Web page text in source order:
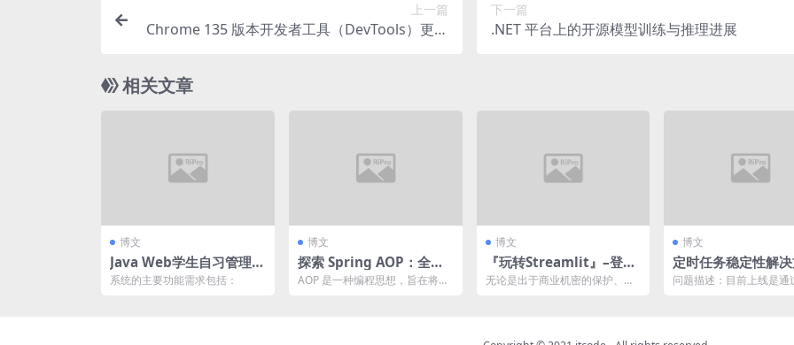
上一篇
Chrome 135 版本开发者工具（DevTools）更新
下一篇
.NET 平台上的开源模型训练与推理进展
相关文章
博文
Java Web学生自习管理系
统
系统的主要功能需求包括：
博文
探索 Spring AOP：全面
解析与实战应用
AOP 是一种编程思想，旨在将横
博文
『玩转Streamlit』–登录
认证机制
无论是出于商业机密的保护、用
博文
定时任务稳定性解
healthchecks监控
问题描述：目前上线是通